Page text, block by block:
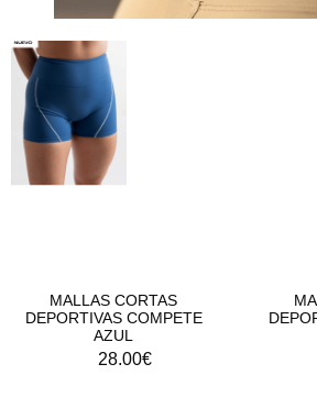
MALLAS CORTAS
DEPORTIVAS COMPETE
AZUL
28.00€